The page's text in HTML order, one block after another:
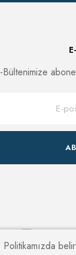
Bültenimize